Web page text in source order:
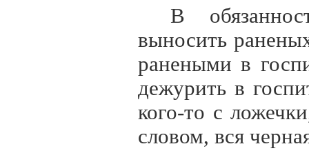
В
выносить
ранеными в
дежурить в
кого-то с
словом, вся